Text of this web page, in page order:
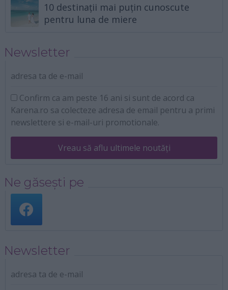
10 destinații mai puțin cunoscute
pentru luna de miere
Newsletter
adresa ta de e-mail
Confirm ca am peste 16 ani si sunt de acord ca
Karena.ro sa colecteze adresa de email pentru a primi
newslettere si e-mail-uri promotionale.
Vreau să aflu ultimele noutăți
Ne găsești pe
Newsletter
adresa ta de e-mail